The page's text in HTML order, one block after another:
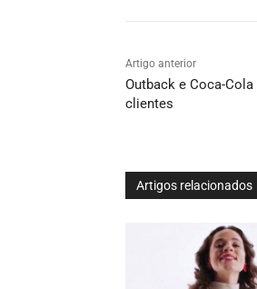
Artigo anterior
Outback e Coca-
clientes
Artigos relacionados